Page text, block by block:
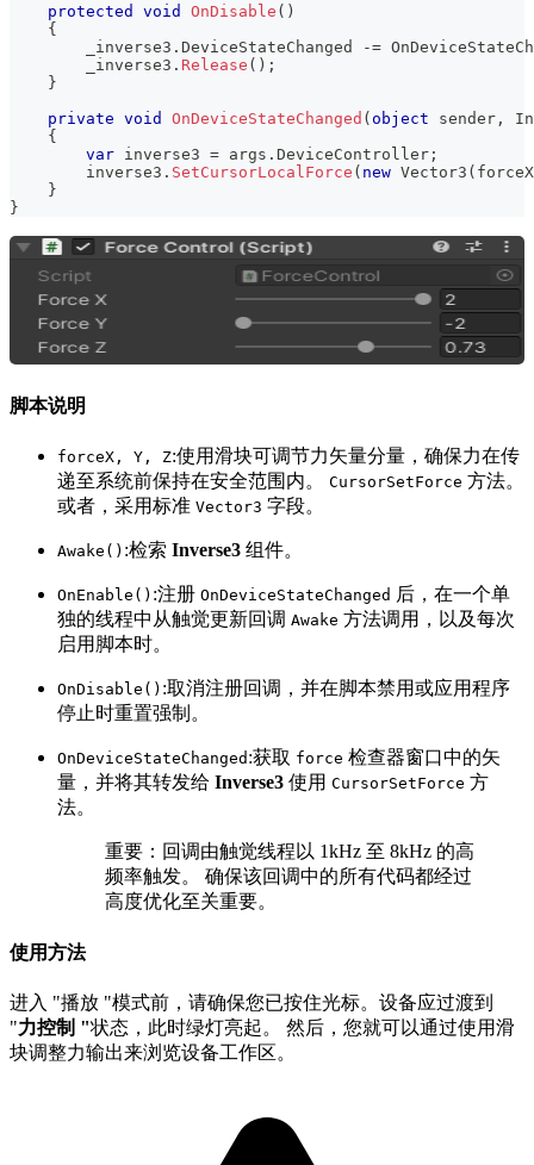
protected
void OnDisable ( )
{
        _inverse3
. DeviceStateChanged -=
        _inverse3
. Release ( ) ;
}
private void OnDeviceStateChanged ( object sender ,
{
var inverse3 = args . DeviceController ;
        inverse3
. SetCursorLocalForce ( new Vector3 ( forceX
}
}
脚本说明
forceX, Y, Z:使用滑块可调节力矢量分量，确保力在传
递至系统前保持在安全范围内。 CursorSetForce 方法。
或者，采用标准 Vector3 字段。
Awake() :检索 Inverse3 组件。
OnEnable() :注册 OnDeviceStateChanged 后，在一个单
独的线程中从触觉更新回调 Awake 方法调用，以及每次
启用脚本时。
OnDisable() :取消注册回调，并在脚本禁用或应用程序
停止时重置强制。
OnDeviceStateChanged :获取 force 检查器窗口中的矢
量，并将其转发给 Inverse3 使用 CursorSetForce 方
法。
重要：回调由触觉线程以 1kHz 至 8kHz 的高
频率触发。 确保该回调中的所有代码都经过
高度优化至关重要。
使用方法
进入 "播放 "模式前，请确保您已按住光标。设备应过渡到
"力控制 "状态，此时绿灯亮起。 然后，您就可以通过使用滑
块调整力输出来浏览设备工作区。